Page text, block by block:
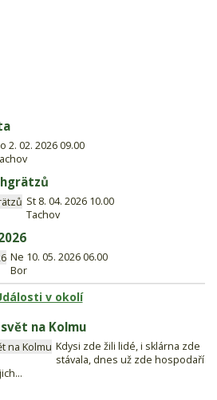
2. 02. 2026 09.00
St 8. 04. 2026 10.00
Tachov
Ne 10. 05. 2026 06.00
Bor
v okolí
na Kolmu
Kdysi zde žili lidé, i sklárna zde
stávala, dnes už zde hospodaří